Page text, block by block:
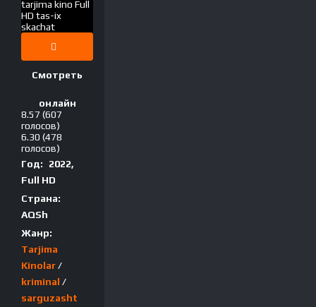
Смотреть
онлайн
8.57 (607
голосов)
6.30 (478
голосов)
Год:
2022,
Full HD
Страна:
AQSh
Жанр:
Tarjima
Kinolar/
kriminal /
sarguzasht